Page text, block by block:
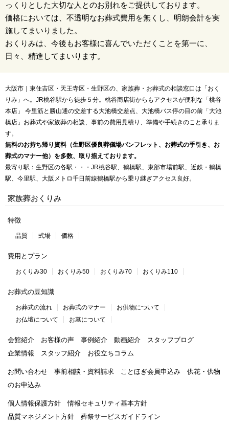
っくりとした大切な人とのお別れをご提供しております。
価格においては、不透明なお葬式費用を無くし、明朗会計を実
施してまいりました。
おくりみは、今後もお客様に喜んでいただくことを第一に、
日々、精進してまいります。
大阪市｜東住吉区・天王寺区・生野区の、家族葬・お葬式の相談窓口は「おく
りみ」へ。JR桃谷駅から徒歩５分。桃谷商店街からもアクセスが便利な「桃谷
本店」 今里筋と勝山通の交差する大池橋交差点、大池橋バス停の目の前「大池
橋店」お葬式や家族葬の相談、事前の費用見積り、準備や手続きのこと承りま
す。
無料のお持ち帰り資料（生野区優良葬儀場パンフレット、お葬式の手引き、お
葬式のマナー他）を多数、取り揃えております。
最寄り駅：生野区の各駅・・・JR桃谷駅、鶴橋駅、東部市場前駅、近鉄・鶴橋
駅、今里駅、大阪メトロ千日前線鶴橋駅から乗り継ぎアクセス良好。
家族葬おくりみ
特徴
品質 式場 価格
費用とプラン
おくりみ30 おくりみ50 おくりみ70 おくりみ110
お葬式の豆知識
お葬式の流れ お葬式のマナー
お供物について
お仏壇について
お墓について
会館紹介 お客様の声 事例紹介 動画紹介
スタッフブログ
企業情報
スタッフ紹介 お役立ちコラム
お問い合わせ 事前相談・資料請求 ことほぎ会員申込み
供花・供物
のお申込み
個人情報保護方針
情報セキュリティ基本方針
品質マネジメント方針
葬祭サービスガイドライン